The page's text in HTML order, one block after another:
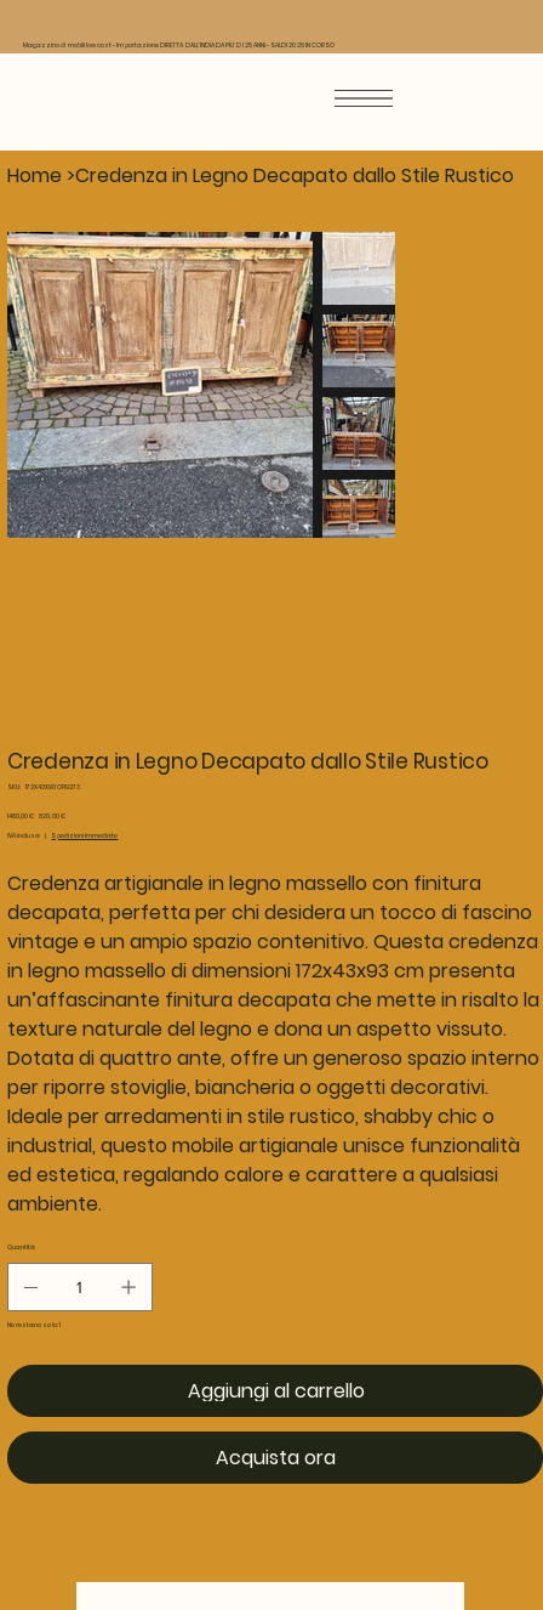
Home >Credenza in Legno Decapato dallo Stile Rustico
Credenza in Legno Decapato dallo Stile Rustico
SKU: SKU
OF19273
172X43X90 OF19273
Prezzo
originale
1480,00 € Prezzo
scontato
820,00 €
IVA inclusa Spedizioni immediate
Credenza artigianale in legno massello con finitura
decapata, perfetta per chi desidera un tocco di fascino
vintage e un ampio spazio contenitivo. Questa credenza
in legno massello di dimensioni 172x43x93 cm presenta
un’affascinante finitura decapata che mette in risalto la
texture naturale del legno e dona un aspetto vissuto.
Dotata di quattro ante, offre un generoso spazio interno
per riporre stoviglie, biancheria o oggetti decorativi.
Ideale per arredamenti in stile rustico, shabby chic o
industrial, questo mobile artigianale unisce funzionalità
ed estetica, regalando calore e carattere a qualsiasi
ambiente.
Quantità
Ne restano solo: 1
Aggiungi al carrello
Acquista ora
Magazzino di mobili low cost - Importazione DIRETTA DALL'INDIA DA PIU' DI 25 ANNI - SALDI 2026 IN CORSO